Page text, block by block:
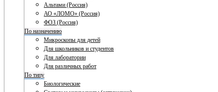
Альтами (Россия)
АО «ЛОМО» (Россия)
ФОЗ (Россия)
По назначению
Микроскопы для детей
Для школьников и студентов
Для лаборатории
Для различных работ
По типу
Биологические